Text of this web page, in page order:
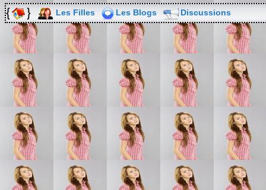
Les Filles Les Blogs Discussions